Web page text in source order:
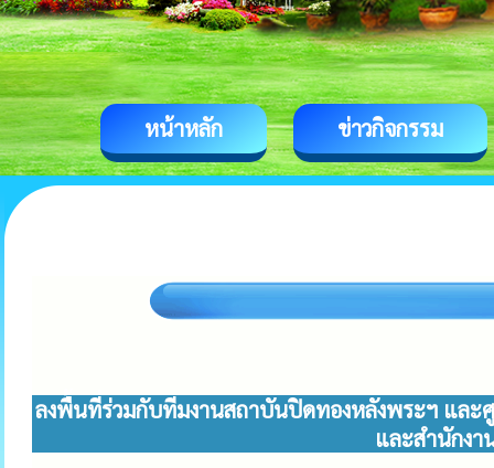
หน้าหลัก ข่าวกิจกรรม
ลงพื้นที่ร่วมกับทีมงานสถาบันปิดทองหลังพระฯ และ
และสำนักง